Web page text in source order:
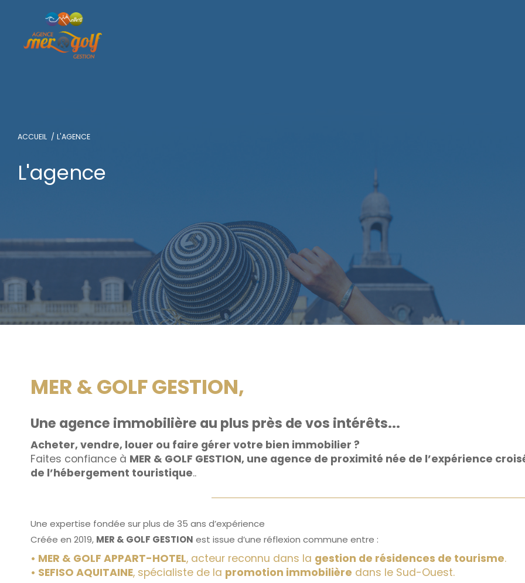
ACCUEIL L'AGENCE
L'agence
MER & GOLF GESTION,
Une agence immobilière au plus près de vos intérêts...
Acheter, vendre, louer ou faire gérer votre bien immobilier ?
Faites confiance à MER & GOLF GESTION, une agence de proximité née de l’expérience
de l’hébergement touristique..
Une expertise fondée sur plus de 35 ans d’expérience
Créée en 2019, MER & GOLF GESTION est issue d’une réflexion commune entre :
• MER & GOLF APPART-HOTEL, acteur reconnu dans la gestion de résidences de tourisme.
• SEFISO AQUITAINE, spécialiste de la promotion immobilière dans le Sud-Ouest.